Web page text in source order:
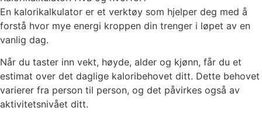
En kalorikalkulator er et verktøy som hjelper deg med å
forstå hvor mye energi kroppen din trenger i løpet av en
vanlig dag.
Når du taster inn vekt, høyde, alder og kjønn, får du et
estimat over det daglige kaloribehovet ditt. Dette behovet
varierer fra person til person, og det påvirkes også av
aktivitetsnivået ditt.